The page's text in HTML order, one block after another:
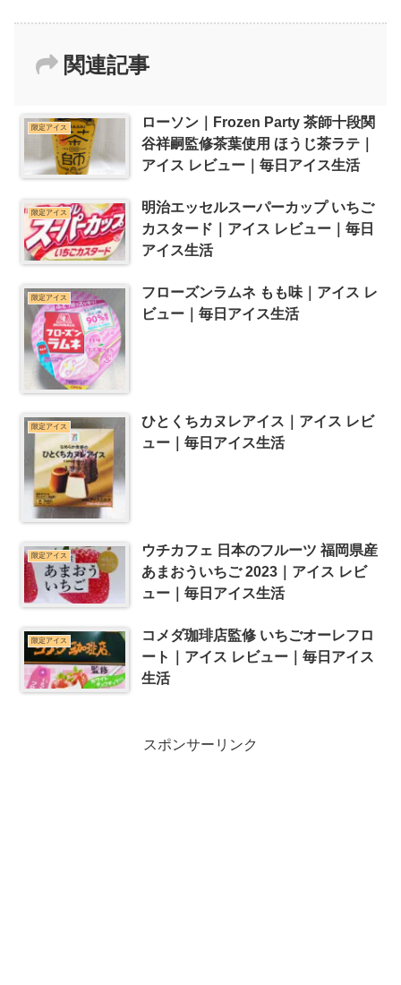
関連記事
限定アイス
ローソン｜Frozen Party 茶師十段関
谷祥嗣監修茶葉使用 ほうじ茶ラテ｜
アイス レビュー｜毎日アイス生活
限定アイス
明治エッセルスーパーカップ いちご
カスタード｜アイス レビュー｜毎日
アイス生活
限定アイス
フローズンラムネ もも味｜アイス レ
ビュー｜毎日アイス生活
限定アイス
ひとくちカヌレアイス｜アイス レビ
ュー｜毎日アイス生活
限定アイス
ウチカフェ 日本のフルーツ 福岡県産
あまおういちご 2023｜アイス レビ
ュー｜毎日アイス生活
限定アイス
コメダ珈琲店監修 いちごオーレフロ
ート｜アイス レビュー｜毎日アイス
生活
スポンサーリンク